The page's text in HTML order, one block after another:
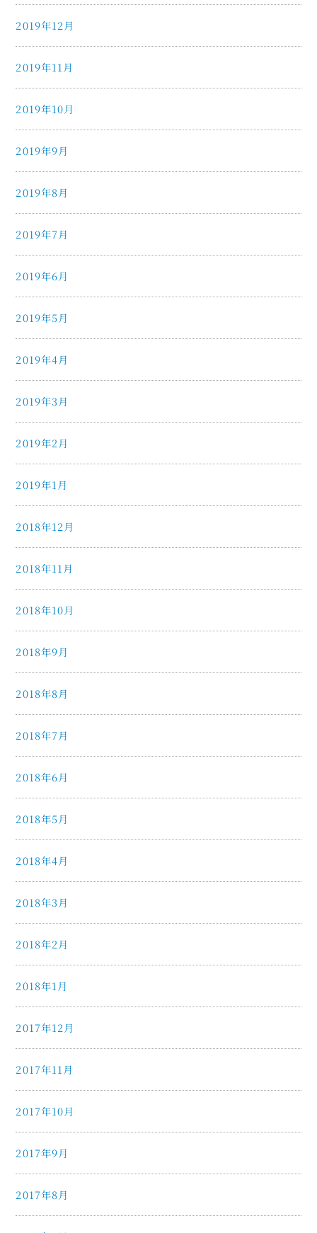
2019年12月
2019年11月
2019年10月
2019年9月
2019年8月
2019年7月
2019年6月
2019年5月
2019年4月
2019年3月
2019年2月
2019年1月
2018年12月
2018年11月
2018年10月
2018年9月
2018年8月
2018年7月
2018年6月
2018年5月
2018年4月
2018年3月
2018年2月
2018年1月
2017年12月
2017年11月
2017年10月
2017年9月
2017年8月